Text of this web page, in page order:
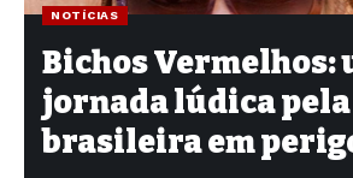
NOTÍCIAS
Bichos Vermelhos:
jornada lúdica
brasileira em